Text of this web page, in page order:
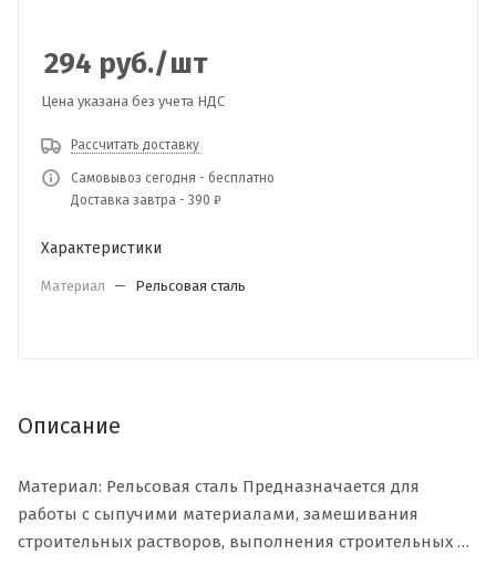
294 руб./шт
Цена указана без учета НДС
Рассчитать доставку
Самовывоз сегодня - бесплатно
Доставка завтра - 390 ₽
Характеристики
Материал — Рельсовая сталь
Описание
Материал: Рельсовая сталь Предназначается для
работы с сыпучими материалами, замешивания
строительных растворов, выполнения строительных и